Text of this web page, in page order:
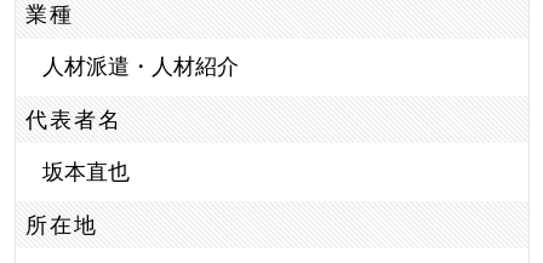
業種
人材派遣・人材紹介
代表者名
坂本直也
所在地